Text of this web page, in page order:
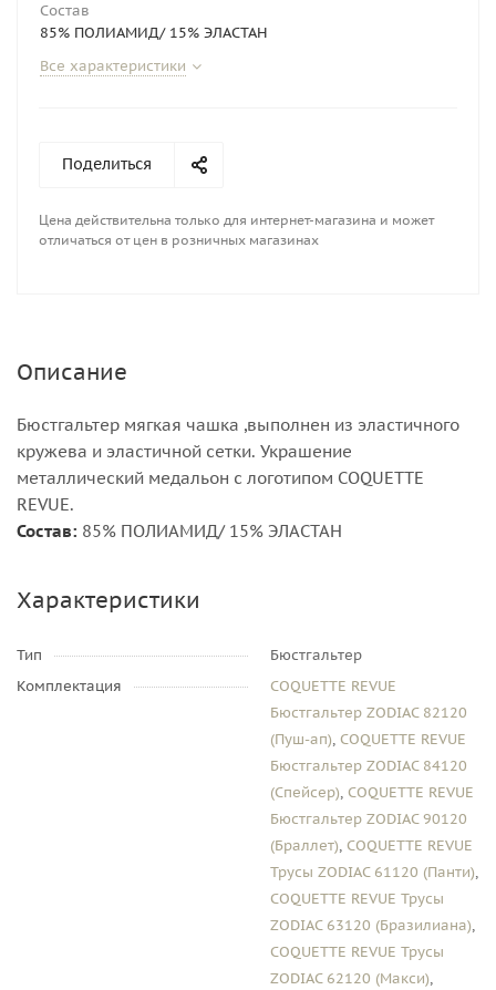
Состав
85% ПОЛИАМИД/ 15% ЭЛАСТАН
Все характеристики
Поделиться
Цена действительна только для интернет-магазина и может
отличаться от цен в розничных магазинах
Описание
Бюстгальтер мягкая чашка ,выполнен из эластичного
кружева и эластичной сетки. Украшение
металлический медальон с логотипом COQUETTE
REVUE.
Состав: 85% ПОЛИАМИД/ 15% ЭЛАСТАН
Характеристики
Тип
Бюстгальтер
Комплектация
COQUETTE REVUE
Бюстгальтер ZODIAC 82120
(Пуш-ап), COQUETTE REVUE
Бюстгальтер ZODIAC 84120
(Спейсер), COQUETTE REVUE
Бюстгальтер ZODIAC 90120
(Браллет), COQUETTE REVUE
Трусы ZODIAC 61120 (Панти),
COQUETTE REVUE Трусы
ZODIAC 63120 (Бразилиана),
COQUETTE REVUE Трусы
ZODIAC 62120 (Макси),